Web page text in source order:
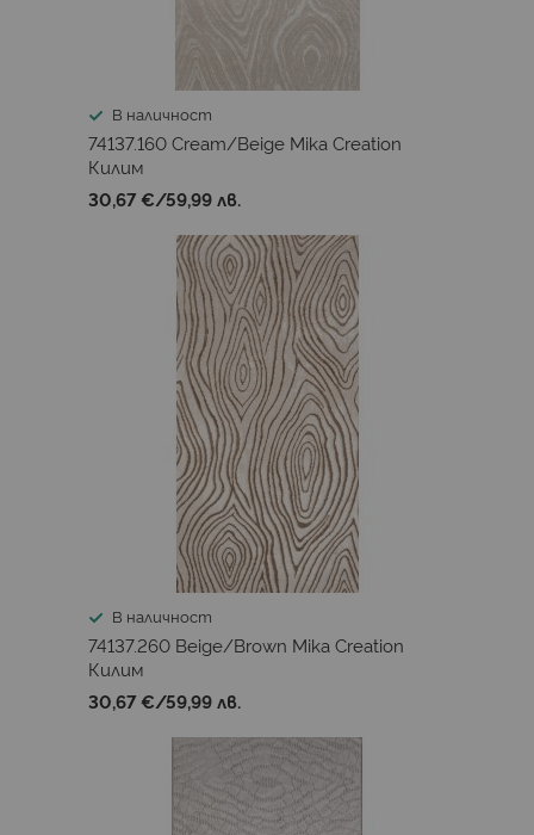
В наличност
74137.160 Cream/Beige Mika Creation
Килим
30,67 €/59,99 лв.
В наличност
74137.260 Beige/Brown Mika Creation
Килим
30,67 €/59,99 лв.